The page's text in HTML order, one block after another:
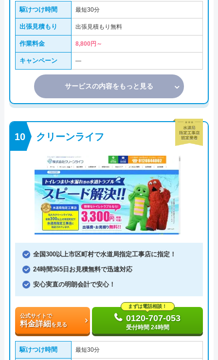
駆けつけ時間 最短30分
出張見積もり 出張見積もり無料
作業料金 8,800円～
キャンペーン ―
サービスの内容をもっと見る
クリーンライフ
全国300以上市区町村で水道局指定工事店に指定！
24時間365日お見積無料で迅速対応
安心実直の明朗会計で安心！
公式サイトで
料金詳細を見る
まずは電話相談！
0120-707-053
受付時間 24時間
駆けつけ時間 最短30分